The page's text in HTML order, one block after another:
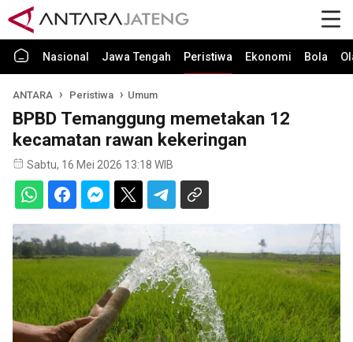
Nasional Jawa Tengah Peristiwa Ekonomi Bola
ANTARA Peristiwa Umum
BPBD Temanggung memetakan 12
kecamatan rawan kekeringan
Sabtu, 16 Mei 2026 13:18 WIB